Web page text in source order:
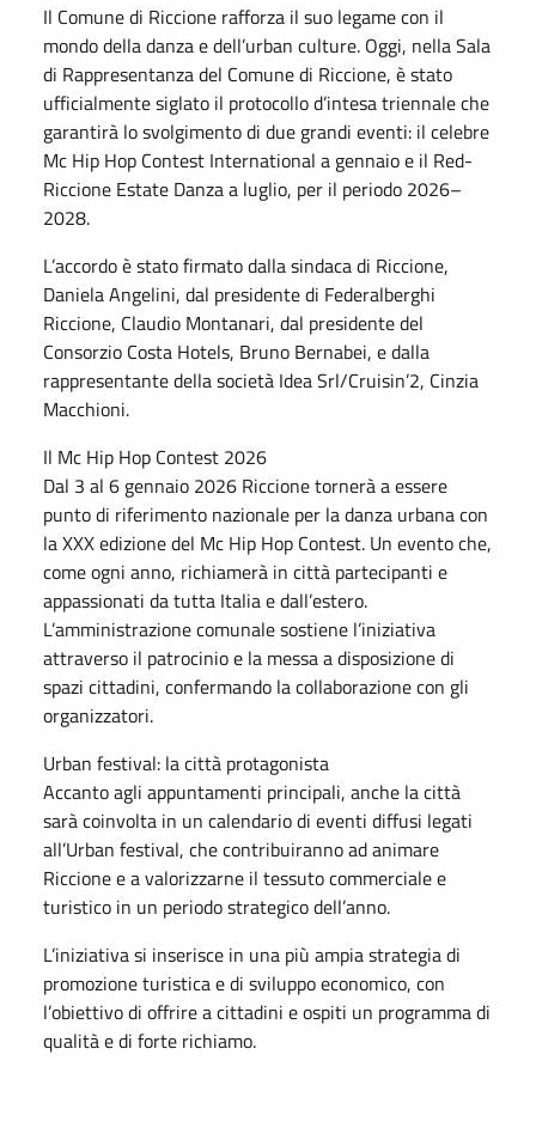
Il Comune di Riccione rafforza il suo legame con il
mondo della danza e dell’urban culture. Oggi, nella Sala
di Rappresentanza del Comune di Riccione, è stato
ufficialmente siglato il protocollo d’intesa triennale che
garantirà lo svolgimento di due grandi eventi: il celebre
Mc Hip Hop Contest International a gennaio e il Red-
Riccione Estate Danza a luglio, per il periodo 2026–
2028.
L’accordo è stato firmato dalla sindaca di Riccione,
Daniela Angelini, dal presidente di Federalberghi
Riccione, Claudio Montanari, dal presidente del
Consorzio Costa Hotels, Bruno Bernabei, e dalla
rappresentante della società Idea Srl/Cruisin’2, Cinzia
Macchioni.
Il Mc Hip Hop Contest 2026
Dal 3 al 6 gennaio 2026 Riccione tornerà a essere
punto di riferimento nazionale per la danza urbana con
la XXX edizione del Mc Hip Hop Contest. Un evento che,
come ogni anno, richiamerà in città partecipanti e
appassionati da tutta Italia e dall’estero.
L’amministrazione comunale sostiene l’iniziativa
attraverso il patrocinio e la messa a disposizione di
spazi cittadini, confermando la collaborazione con gli
organizzatori.
Urban festival: la città protagonista
Accanto agli appuntamenti principali, anche la città
sarà coinvolta in un calendario di eventi diffusi legati
all’Urban festival, che contribuiranno ad animare
Riccione e a valorizzarne il tessuto commerciale e
turistico in un periodo strategico dell’anno.
L’iniziativa si inserisce in una più ampia strategia di
promozione turistica e di sviluppo economico, con
l’obiettivo di offrire a cittadini e ospiti un programma di
qualità e di forte richiamo.